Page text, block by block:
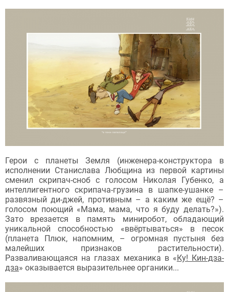
Герои с планеты Земля (инженера-конструктора в
исполнении Станислава Любщина из первой картины
сменил скрипач-сноб с голосом Николая Губенко, а
интеллигентного скрипача-грузина в шапке-ушанке –
развязный ди-джей, противным – а каким же ещё? –
голосом поющий «Мама, мама, что я буду делать?»).
Зато врезается в память миниробот, обладающий
уникальной способностью «ввёртываться» в песок
(планета Плюк, напомним, – огромная пустыня без
малейших признаков растительности).
Разваливающаяся на глазах механика в «Ку! Кин-дза-
дза» оказывается выразительнее органики...